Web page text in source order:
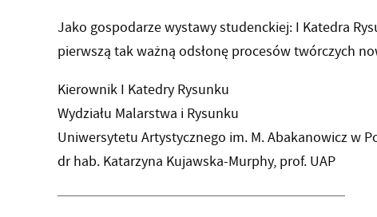
Jako gospodarze wystawy studenckiej: I Katedra
pierwszą tak ważną odsłonę procesów twórczych
Kierownik I Katedry Rysunku
Wydziału Malarstwa i Rysunku
Uniwersytetu Artystycznego im. M. Abakanowicz w
dr hab. Katarzyna Kujawska-Murphy, prof. UAP